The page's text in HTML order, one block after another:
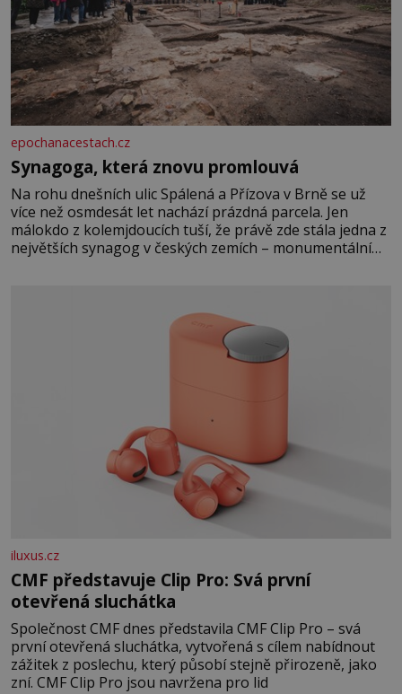
epochanacestach.cz
Synagoga, která znovu promlouvá
Na rohu dnešních ulic Spálená a Přízova v Brně se už
více než osmdesát let nachází prázdná parcela. Jen
málokdo z kolemjdoucích tuší, že právě zde stála jedna z
největších synagog v českých zemích – monumentální
iluxus.cz
CMF představuje Clip Pro: Svá první
otevřená sluchátka
Společnost CMF dnes představila CMF Clip Pro – svá
první otevřená sluchátka, vytvořená s cílem nabídnout
zážitek z poslechu, který působí stejně přirozeně, jako
zní. CMF Clip Pro jsou navržena pro lid